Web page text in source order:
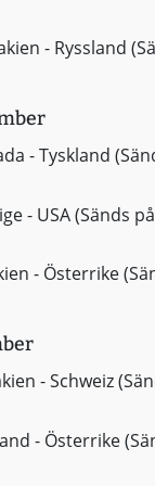
- Ryssland
- Tyskland
- USA (Sänds på
- Österrike
- Schweiz
- Österrike